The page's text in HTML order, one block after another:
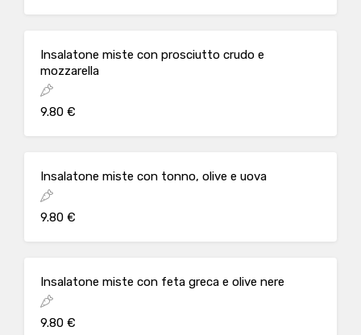
Insalatone miste con prosciutto crudo e
mozzarella
9.80 €
Insalatone miste con tonno, olive e uova
9.80 €
Insalatone miste con feta greca e olive nere
9.80 €